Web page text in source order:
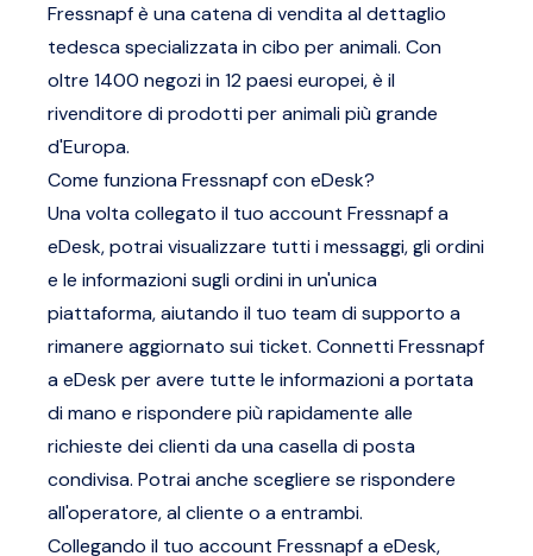
Fressnapf è una catena di vendita al dettaglio
tedesca specializzata in cibo per animali. Con
oltre 1400 negozi in 12 paesi europei, è il
rivenditore di prodotti per animali più grande
d'Europa.
Come funziona Fressnapf con eDesk?
Una volta collegato il tuo account Fressnapf a
eDesk, potrai visualizzare tutti i messaggi, gli ordini
e le informazioni sugli ordini in un'unica
piattaforma, aiutando il tuo team di supporto a
rimanere aggiornato sui ticket. Connetti Fressnapf
a eDesk per avere tutte le informazioni a portata
di mano e rispondere più rapidamente alle
richieste dei clienti da una casella di posta
condivisa. Potrai anche scegliere se rispondere
all'operatore, al cliente o a entrambi.
Collegando il tuo account Fressnapf a eDesk,